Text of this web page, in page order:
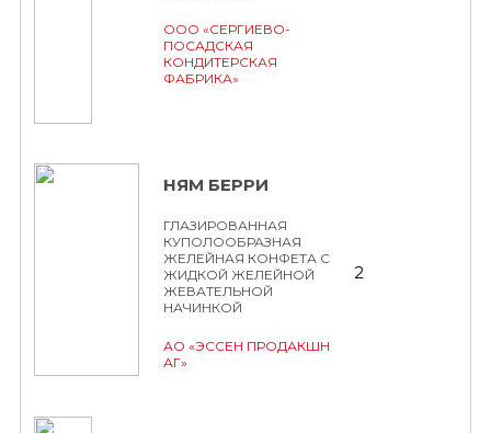
ООО «СЕРГИЕВО-
ПОСАДСКАЯ
КОНДИТЕРСКАЯ
ФАБРИКА»
НЯМ БЕРРИ
ГЛАЗИРОВАННАЯ
КУПОЛООБРАЗНАЯ
ЖЕЛЕЙНАЯ КОНФЕТА С
ЖИДКОЙ ЖЕЛЕЙНОЙ
ЖЕВАТЕЛЬНОЙ
НАЧИНКОЙ
АО «ЭССЕН ПРОДАКШН
АГ»
2